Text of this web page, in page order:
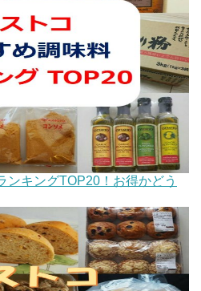
ンキングTOP20！お得かどう